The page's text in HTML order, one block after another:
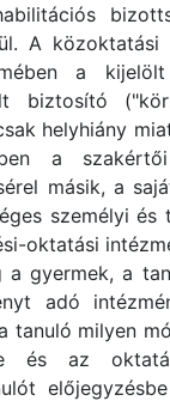
A
a
biztosító
helyhiány
a
másik, a
személyi és
oktatási
a gyermek, a
adó
tanuló milyen
és az